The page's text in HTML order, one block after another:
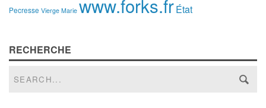
Pecresse Vierge Marie www.forks.frÉtat
RECHERCHE